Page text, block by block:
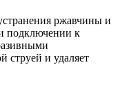
ржавчины и
подключении к
струей и удаляет